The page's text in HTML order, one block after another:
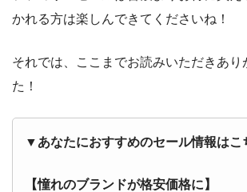
かれる方は楽しんできてくださいね！
それでは、ここまでお読みいただきあり
た！
▼あなたにおすすめのセール情報はこ
【憧れのブランドが格安価格に】